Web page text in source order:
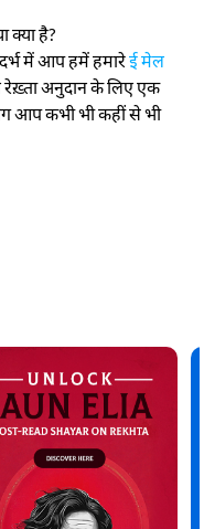
क्या है?
में आप हमें हमारेई मेल
अनुदान के लिए एक
आप कभी भी कहीं से भी